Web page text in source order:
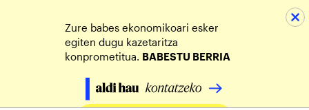
Zure babes ekonomikoari esker
egiten dugu kazetaritza
konprometitua. BABESTU BERRIA